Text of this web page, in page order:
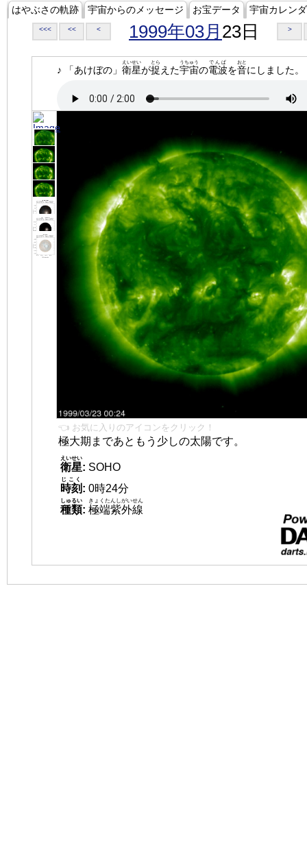
はやぶさの軌跡 宇宙からのメッセージ お宝データ 宇宙カレン
<<< << < 1999年03月 23日 >
♪ 「あけぼの」 衛星
えいせい
が捉
とら
えた宇宙
うちゅう
の電波
でんぱ
を音
おと
にしました。
👈 お気に入りのアイコンをクリック！
極大期まであともう少しの太陽です。
衛星
えいせい
: SOHO
時刻
じこく
: 0時24分
種類
しゅるい
: 極端紫外線
きょくたんしがいせん